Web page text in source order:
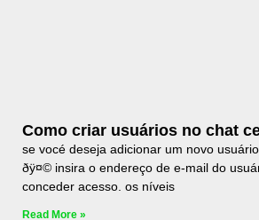
Como criar usuários no chat
se vocé deseja adicionar um novo
ðÿ¤© insira o endereço de e-mail do
conceder acesso. os níveis
Read More »